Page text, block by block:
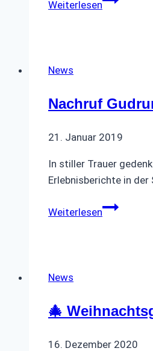
Weiterlesen
News
Nachruf
21. Januar 2019
In stiller Trauer
Erlebnisberichte in
WeiterlesenNachruf
News
🎄
16. Dezember 2020